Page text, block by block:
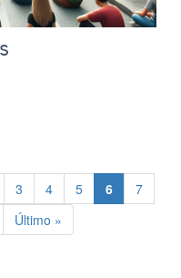
Página
3 Página
4 Página
5 Página
6 Página
7
Última página
Último »